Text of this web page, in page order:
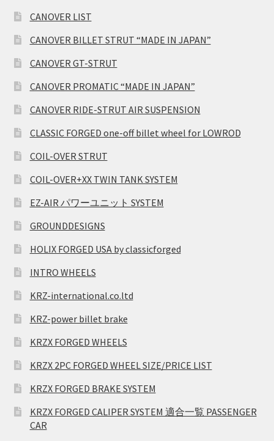
CANOVER LIST
CANOVER BILLET STRUT “MADE IN JAPAN”
CANOVER GT-STRUT
CANOVER PROMATIC “MADE IN JAPAN”
CANOVER RIDE-STRUT AIR SUSPENSION
CLASSIC FORGED one-off billet wheel for LOWROD
COIL-OVER STRUT
COIL-OVER+XX TWIN TANK SYSTEM
EZ-AIR パワーユニット SYSTEM
GROUNDDESIGNS
HOLIX FORGED USA by classicforged
INTRO WHEELS
KRZ-international.co.ltd
KRZ-power billet brake
KRZX FORGED WHEELS
KRZX 2PC FORGED WHEEL SIZE/PRICE LIST
KRZX FORGED BRAKE SYSTEM
KRZX FORGED CALIPER SYSTEM 適合一覧 PASSENGER
CAR